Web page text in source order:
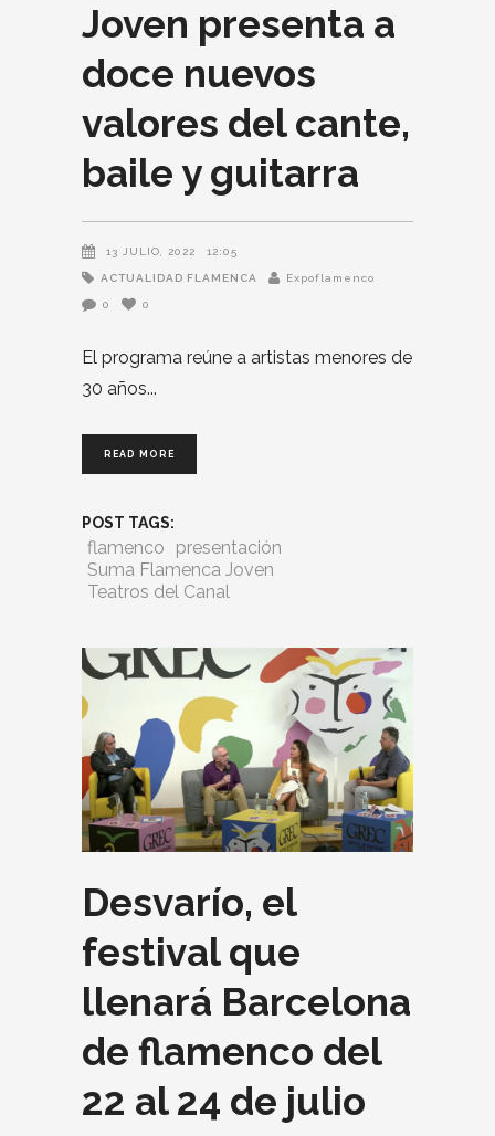
Joven presenta a
doce nuevos
valores del cante,
baile y guitarra
13 JULIO, 2022 12:05
ACTUALIDAD FLAMENCA Expoflamenco
0 0
El programa reúne a artistas menores de
30 años
READ MORE
POST TAGS:
flamenco
presentación
Suma Flamenca Joven
Teatros del Canal
Desvarío, el
festival que
llenará Barcelona
de flamenco del
22 al 24 de julio